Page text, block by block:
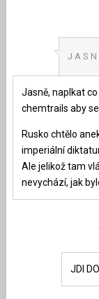
J A S N
Jasně, naplkat
chemtrails aby
Rusko chtělo
imperiální
Ale jelikož tam
nevychází, jak
JDI